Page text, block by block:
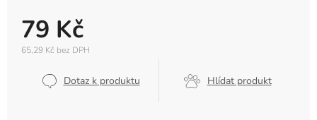
79 Kč
65,29 Kč bez DPH
Dotaz k produktu Hlídat produkt